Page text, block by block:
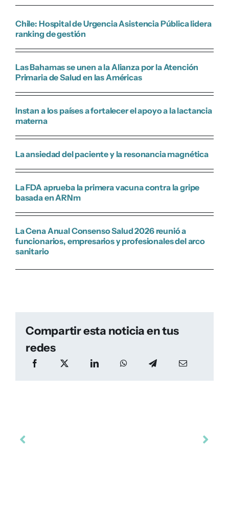
Chile: Hospital de Urgencia Asistencia Pública lidera
ranking de gestión
Las Bahamas se unen a la Alianza por la Atención
Primaria de Salud en las Américas
Instan a los países a fortalecer el apoyo a la lactancia
materna
La ansiedad del paciente y la resonancia magnética
La FDA aprueba la primera vacuna contra la gripe
basada en ARNm
La Cena Anual Consenso Salud 2026 reunió a
funcionarios, empresarios y profesionales del arco
sanitario
Compartir esta noticia en tus
redes